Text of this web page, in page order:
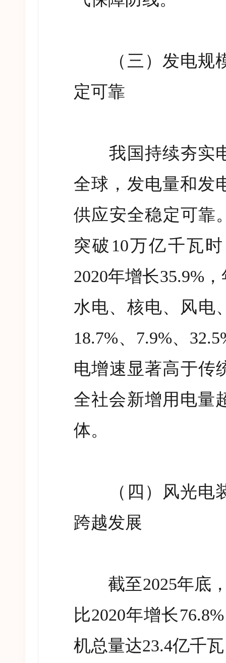
（三）发电规模
定可靠
我国持续夯实电
全球，发电量和发
供应安全稳定可靠
突破 10万亿千瓦
2020年增长35.9%，
水电、核电、风电
18.7%、 7.9%、
电增速显著高于传
全社会新增用电量
体。
（四）风光电装
跨越发展
截至2025年底
比2020年增长76.8%
机总量达23.4亿千